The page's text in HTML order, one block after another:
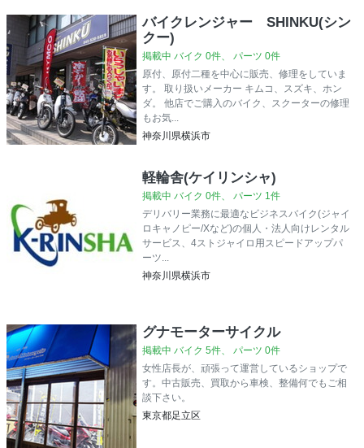
バイクレンジャー SHINKU(シン
クー)
掲載中 バイク 0件、 パーツ 0件
原付、原付二種を中心に販売、修理をしていま
す。 取り扱いメーカー キムコ、スズキ、ホン
ダ。 他店でご購入のバイク、スクーターの修理
もお気...
神奈川県横浜市
軽輪舎(ケイリンシャ)
掲載中 バイク 0件、 パーツ 1件
デリバリー業務に最適なビジネスバイク(ジャイ
ロキャノピー/Xなど)の個人・法人向けレンタル
サービス、4ストジャイロ用スピードアップパ
ーツ...
神奈川県横浜市
グナモーターサイクル
掲載中 バイク 5件、 パーツ 0件
女性店長が、頑張って運営しているショップで
す。中古販売、買取から車検、整備何でもご相
談下さい。
東京都足立区